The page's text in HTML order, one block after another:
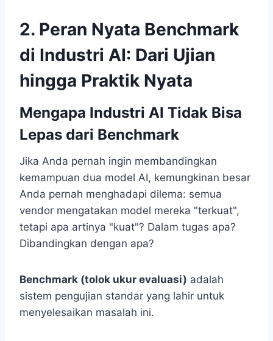
2. Peran Nyata Benchmark
di Industri AI: Dari Ujian
hingga Praktik Nyata
Mengapa Industri AI Tidak Bisa
Lepas dari Benchmark
Jika Anda pernah ingin membandingkan
kemampuan dua model AI, kemungkinan besar
Anda pernah menghadapi dilema: semua
vendor mengatakan model mereka "terkuat",
tetapi apa artinya "kuat"? Dalam tugas apa?
Dibandingkan dengan apa?
Benchmark (tolok ukur evaluasi) adalah
sistem pengujian standar yang lahir untuk
menyelesaikan masalah ini.